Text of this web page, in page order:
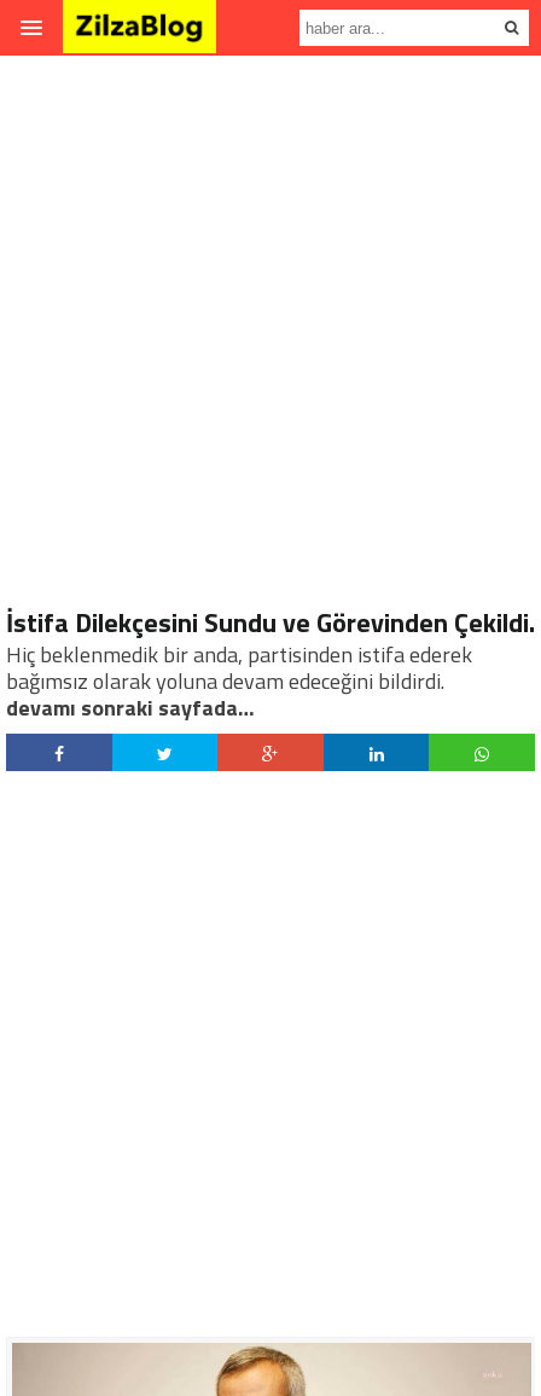
İstifa Dilekçesini Sundu ve Görevinden Çekildi.
Hiç beklenmedik bir anda, partisinden istifa ederek
bağımsız olarak yoluna devam edeceğini bildirdi.
devamı sonraki sayfada…